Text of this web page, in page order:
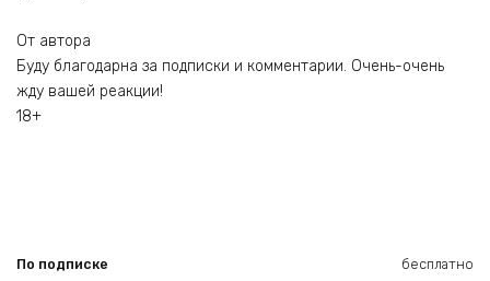
От автора
Буду благодарна за подписки и комментарии. Очень-очень
жду вашей реакции!
18+
По подписке бесплатно